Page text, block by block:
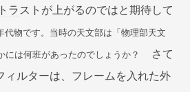
ラ ストが上がるのではと期待して
代物です。当時の天文部は「物理部天文
には何班があったのでしょうか？
さて
ィルターは、フレームを入れた外